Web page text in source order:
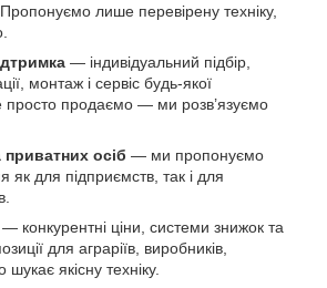
Пропонуємо лише перевірену техніку,
— індивідуальний підбір,
монтаж і сервіс будь-якої
просто продаємо — ми розв’язуємо
приватних осіб — ми пропонуємо
як для підприємств, так і для
— конкурентні ціни, системи знижок та
для аграріїв, виробників,
шукає якісну техніку.